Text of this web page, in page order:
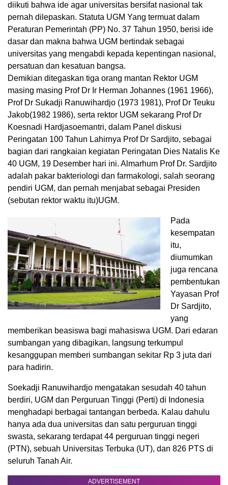
diikuti bahwa ide agar universitas bersifat nasional tak
pernah dilepaskan. Statuta UGM Yang termuat dalam
Peraturan Pemerintah (PP) No. 37 Tahun 1950, berisi ide
dasar dan makna bahwa UGM bertindak sebagai
universitas yang mengabdi kepada kepentingan nasional,
persatuan dan kesatuan bangsa.
Demikian ditegaskan tiga orang mantan Rektor UGM
masing masing Prof Dr Ir Herman Johannes (1961 1966),
Prof Dr Sukadji Ranuwihardjo (1973 1981), Prof Dr Teuku
Jakob(1982 1986), serta rektor UGM sekarang Prof Dr
Koesnadi Hardjasoemantri, dalam Panel diskusi
Peringatan 100 Tahun Lahirnya Prof Dr Sardjito, sebagai
bagian dari rangkaian kegiatan Peringatan Dies Natalis Ke
40 UGM, 19 Desember hari ini. Almarhum Prof Dr. Sardjito
adalah pakar bakteriologi dan farmakologi, salah seorang
pendiri UGM, dan pernah menjabat sebagai Presiden
(sebutan rektor waktu itu)UGM.
Pada
kesempatan
itu,
diumumkan
juga rencana
pembentukan
Yayasan Prof
Dr Sardjito,
yang
memberikan beasiswa bagi mahasiswa UGM. Dari edaran
sumbangan yang dibagikan, langsung terkumpul
kesanggupan memberi sumbangan sekitar Rp 3 juta dari
para hadirin.
Soekadji Ranuwihardjo mengatakan sesudah 40 tahun
berdiri, UGM dan Perguruan Tinggi (Perti) di Indonesia
menghadapi berbagai tantangan berbeda. Kalau dahulu
hanya ada dua universitas dan satu perguruan tinggi
swasta, sekarang terdapat 44 perguruan tinggi negeri
(PTN), sebuah Universitas Terbuka (UT), dan 826 PTS di
seluruh Tanah Air.
ADVERTISEMENT